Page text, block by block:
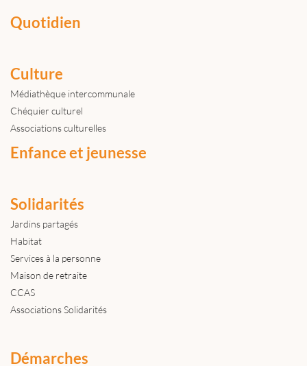
Quotidien
Culture
Médiathèque intercommunale
Chéquier culturel
Associations culturelles
Enfance et jeunesse
Solidarités
Jardins partagés
Habitat
Services à la personne
Maison de retraite
CCAS
Associations Solidarités
Démarches